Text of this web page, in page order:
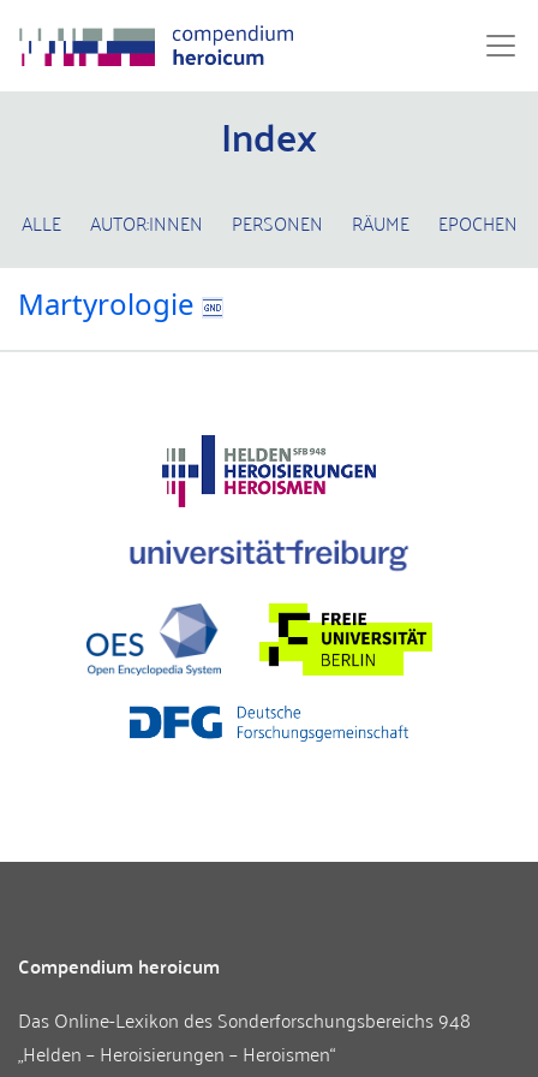
Index
ALLE AUTOR:INNEN PERSONEN RÄUME EPOCHEN
Martyrologie
Compendium heroicum
Das Online-Lexikon desSonderforschungsbereichs 948
„Helden – Heroisierungen – Heroismen“